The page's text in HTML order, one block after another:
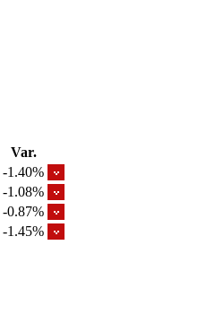
Var.
-1.40%
-1.08%
-0.87%
-1.45%